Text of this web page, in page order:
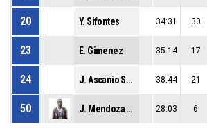
20 Y. Sifontes 34:31 30
23 E. Gimenez 35:14 17
24 J. Ascanio Solorzano 38:44 21
50 J. Mendoza Valencia 28:03 6